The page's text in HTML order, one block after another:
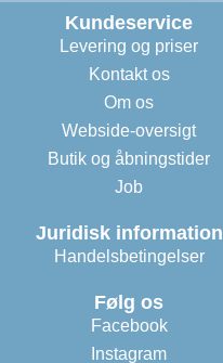
Kundeservice
Levering og priser
Kontakt os
Om os
Webside-oversigt
Butik og åbningstider
Job
Juridisk information
Handelsbetingelser
Følg os
Facebook
Instagram